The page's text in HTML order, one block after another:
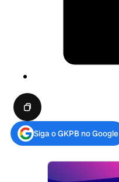
Siga o GKPB no Google